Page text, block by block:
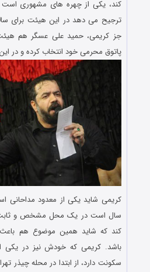
کند، یکی از چهره های مشهوری است
ترجیح می دهد در این هیئت برای
جز کریمی، حمید علی عسگر هم
پاتوق محرمی خود انتخاب کرده و در
کریمی شاید یکی از معدود
سال است در یک محل مشخص و ثابت
کند که شاید همین موضوع هم
باشد. کریمی که خودش نیز در یکی
سکونت دارد، از ابتدا در محله چیذر